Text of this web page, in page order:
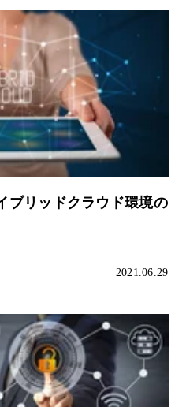
ブリッドクラウド環境の
2021.06.29